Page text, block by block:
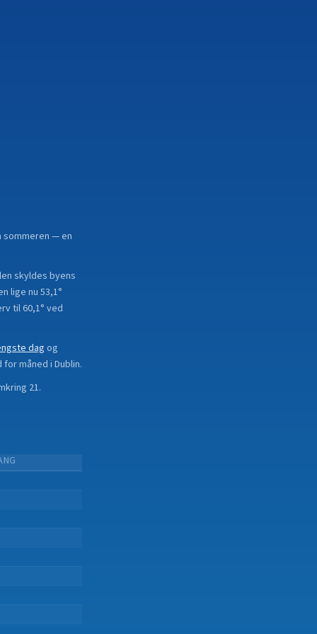
sommeren — en
skyldes byens
lige nu 53,1°
til 60,1° ved
dagog
måned i Dublin.
21.